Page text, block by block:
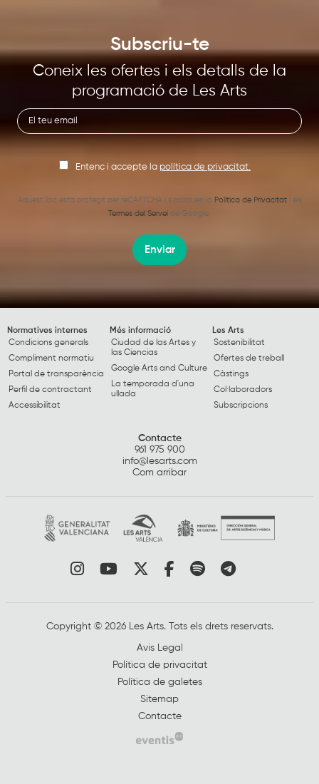
Subscriu-te
Coneix les ofertes i els detalls de la
programació de Les Arts
Entenc i accepte la política de privacitat.
Aquest lloc està protegit per reCAPTCHA i s’apliquen la Política de Privacitati els
Termes del Servei de Google.
Enviar
Normatives internes
Condicions generals
Compliment normatiu
Portal de transparència
Perfil de contractant
Accessibilitat
Més informació
Ciudad de las Artes y
las Ciencias
Google Arts and Culture
La temporada d'una
ullada
Les Arts
Sostenibilitat
Ofertes de treball
Càstings
Col·laboradors
Subscripcions
Contacte
961 975 900
info@lesarts.com
Com arribar
Link a instagram
Link a youtube
Link a twitter
Link a facebook
Link a spotify
Link a
Copyright © 2026 Les Arts. Tots els drets reservats.
Avis Legal
Política de privacitat
Política de galetes
Sitemap
Contacte